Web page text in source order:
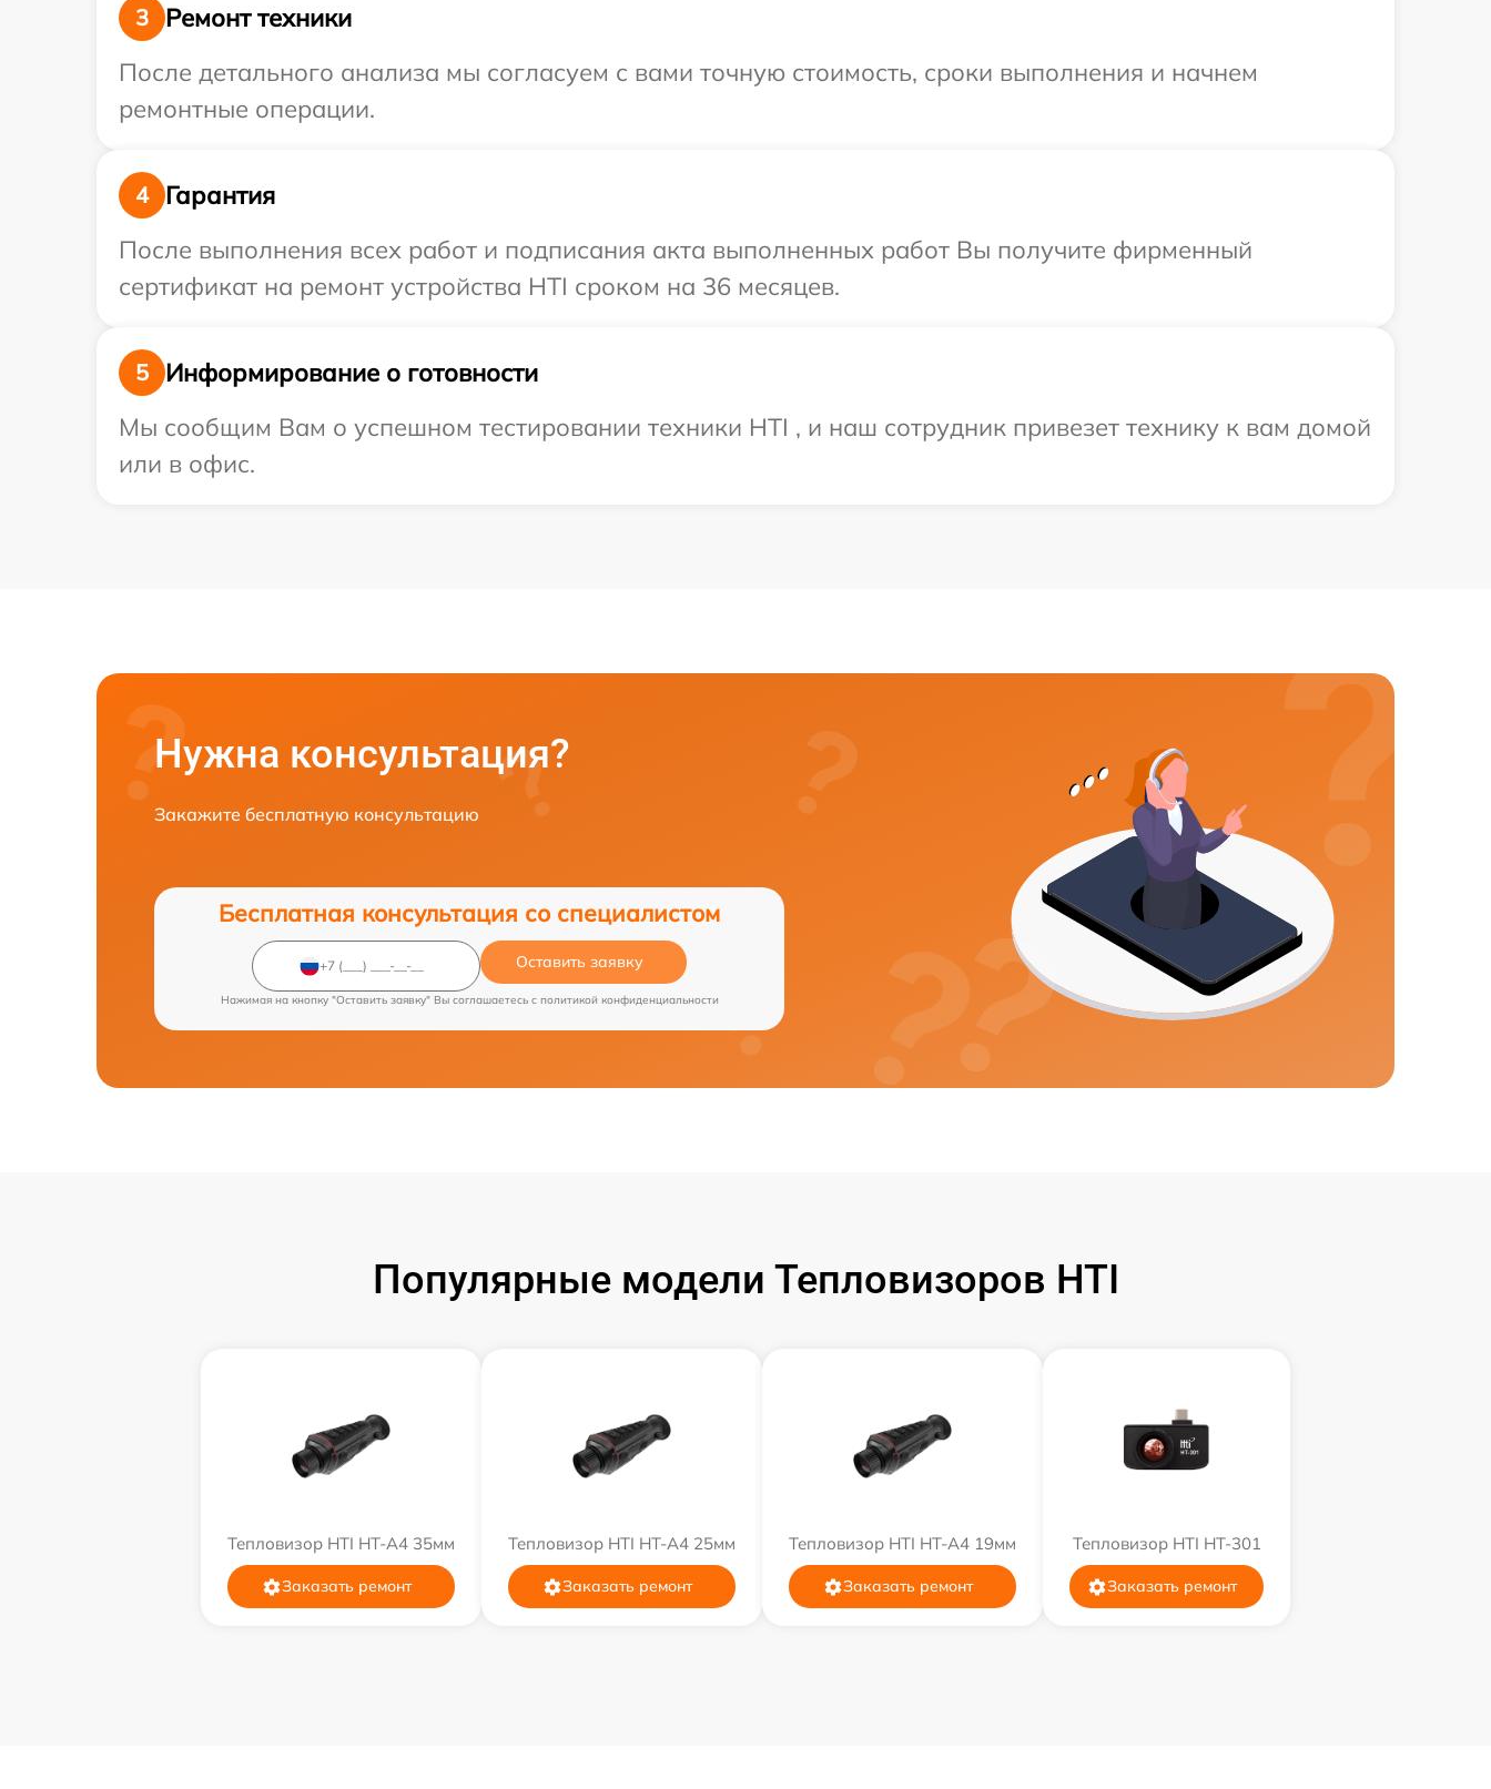
3
Ремонт техники
После детального анализа мы согласуем с вами точную стоимость, сроки выполнения и начнем
ремонтные операции.
4
Гарантия
После выполнения всех работ и подписания акта выполненных работ Вы получите фирменный
сертификат на ремонт устройства HTI сроком на 36 месяцев.
5
Информирование о готовности
Мы сообщим Вам о успешном тестировании техники HTI , и наш сотрудник привезет технику к вам домой
или в офис.
Нужна консультация?
Закажите бесплатную консультацию
Бесплатная консультация со специалистом
Оставить заявку
Нажимая на кнопку "Оставить заявку" Вы соглашаетесь c политикой конфиденциальности
Популярные модели Тепловизоров HTI
Тепловизор HTI HT-A4 35мм
Заказать ремонт
Тепловизор HTI HT-A4 25мм
Заказать ремонт
Тепловизор HTI HT-A4 19мм
Заказать ремонт
Тепловизор HTI HT-301
Заказать ремонт